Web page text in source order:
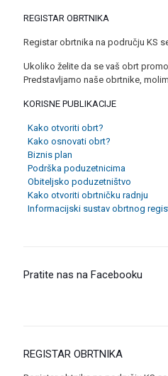
REGISTAR OBRTNIKA
Registar obrtnika na području KS
Ukoliko želite da se vaš obrt
Predstavljamo naše obrtnike,
KORISNE PUBLIKACIJE
Kako otvoriti obrt?
Kako osnovati obrt?
Biznis plan
Podrška poduzetnicima
Obiteljsko poduzetništvo
Kako otvoriti obrtničku radnju
Informacijski sustav obrtnog
Pratite nas na Facebooku
REGISTAR OBRTNIKA